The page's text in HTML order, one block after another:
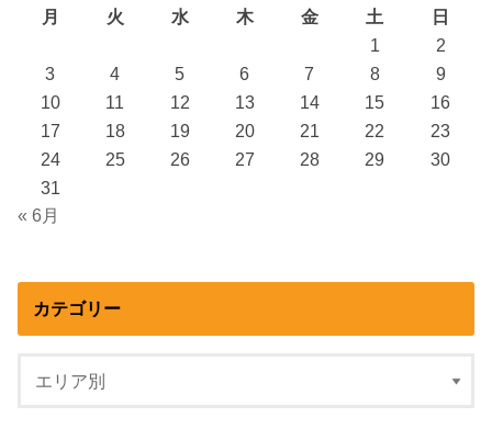
月
火 水 木 金 土
日
1
2
3
4 5 6 7 8
9
10
11 12 13 14 15
16
17
18 19 20 21 22
23
24
25 26 27 28 29
30
31
« 6月
カテゴリー